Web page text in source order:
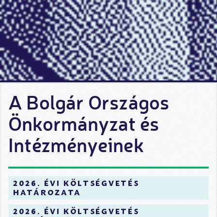
A Bolgár Országos
Önkormányzat és
Intézményeinek
2026. évi költségvetés
határozata
2026. évi költségvetés